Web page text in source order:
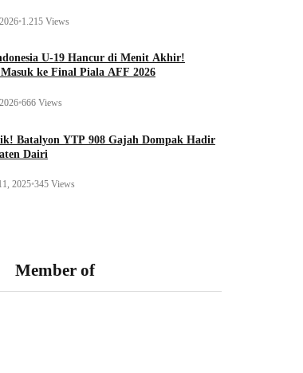
•1.215 Views
U-19 Hancur di Menit Akhir!
ke Final Piala AFF 2026
•666 Views
Batalyon YTP 908 Gajah Dompak Hadir
Dairi
2025•345 Views
Member of